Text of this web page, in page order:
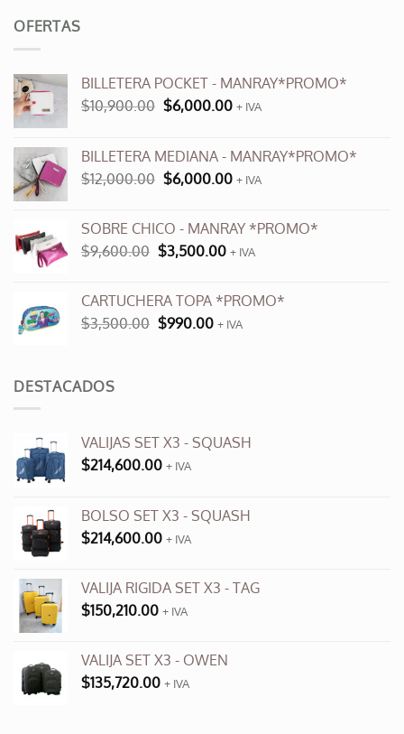
OFERTAS
BILLETERA POCKET - MANRAY*PROMO*
$10,900.00 El
era:
$10,900.00.
$6,000.00El
es:
$6,000.00.
+ IVA
BILLETERA MEDIANA - MANRAY*PROMO*
$12,000.00 El
era:
$12,000.00.
$6,000.00El
es:
$6,000.00.
+ IVA
SOBRE CHICO - MANRAY *PROMO*
$9,600.00 El
era:
$9,600.00.
$3,500.00El
es:
$3,500.00.
+ IVA
CARTUCHERA TOPA *PROMO*
$3,500.00 El
$990.00El+ IVA
DESTACADOS
VALIJAS SET X3 - SQUASH
$214,600.00 + IVA
BOLSO SET X3 - SQUASH
$214,600.00 + IVA
VALIJA RIGIDA SET X3 - TAG
$150,210.00 + IVA
VALIJA SET X3 - OWEN
$135,720.00 + IVA